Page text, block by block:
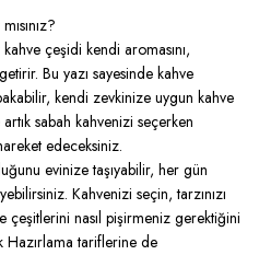
çeşidi kendi aromasını,
Bu yazı sayesinde kahve
kendi zevkinize uygun kahve
sabah kahvenizi seçerken
edeceksiniz.
evinize taşıyabilir, her gün
Kahvenizi seçin, tarzınızı
çeşitlerini nasıl pişirmeniz gerektiğini
Hazırlamatariflerine de